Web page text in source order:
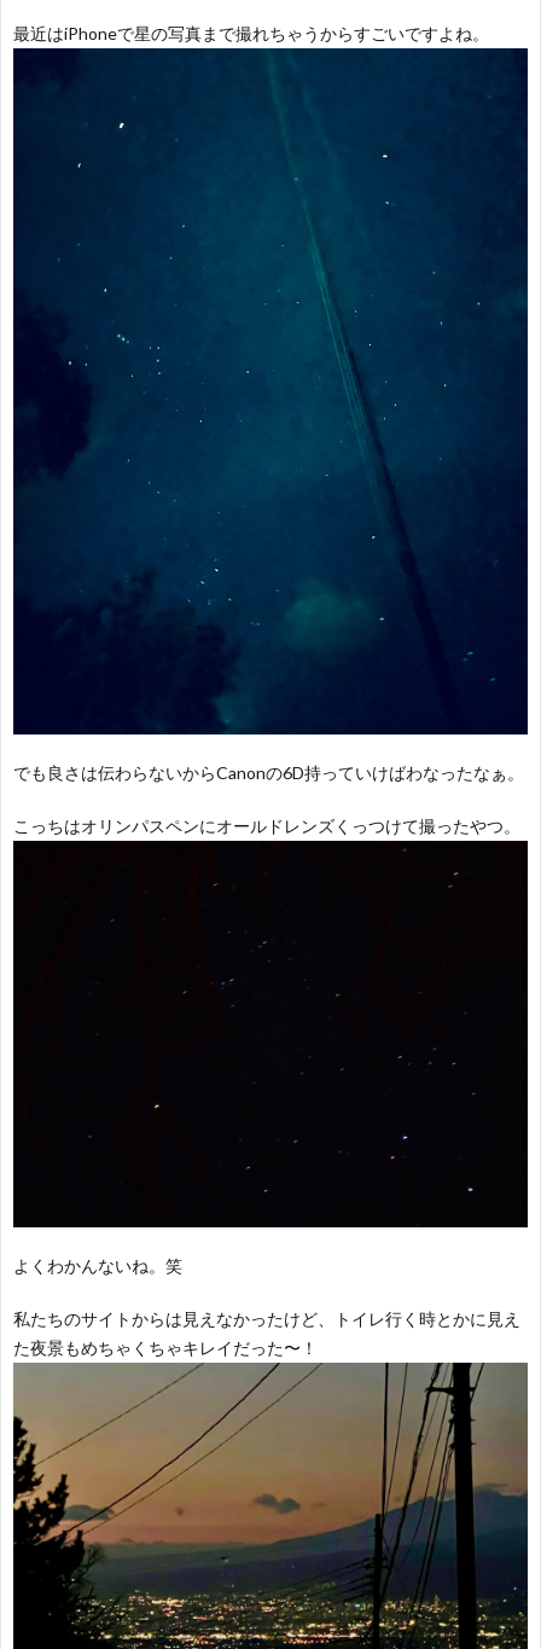
最近はiPhoneで星の写真まで撮れちゃうからすごいですよね。
でも良さは伝わらないからCanonの6D持っていけばわなったなぁ。
こっちはオリンパスペンにオールドレンズくっつけて撮ったやつ。
よくわかんないね。笑
私たちのサイトからは見えなかったけど、トイレ行く時とかに見え
た夜景もめちゃくちゃキレイだった〜！